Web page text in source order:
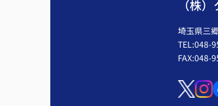
（株
埼玉県三
TEL:048-
FAX:048-